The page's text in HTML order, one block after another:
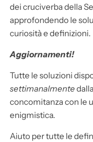
dei cruciverba della
approfondendo le
curiosità e definizioni.
Aggiornamenti!
Tutte le soluzioni
settimanalmente
concomitanza con le
enigmistica.
Aiuto per tutte le